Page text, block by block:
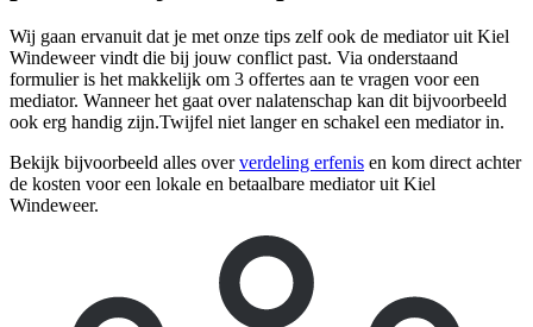
Wij gaan ervanuit dat je met onze tips zelf ook de mediator uit Kiel
Windeweer vindt die bij jouw conflict past. Via onderstaand
formulier is het makkelijk om 3 offertes aan te vragen voor een
mediator. Wanneer het gaat over nalatenschap kan dit bijvoorbeeld
ook erg handig zijn.Twijfel niet langer en schakel een mediator in.
Bekijk bijvoorbeeld alles oververdeling erfenis en kom direct achter
de kosten voor een lokale en betaalbare mediator uit Kiel
Windeweer.